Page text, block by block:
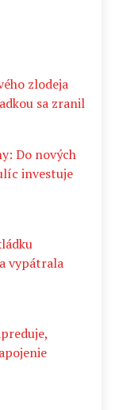
zlodeja
sa zranil
Do nových
investuje
vypátrala